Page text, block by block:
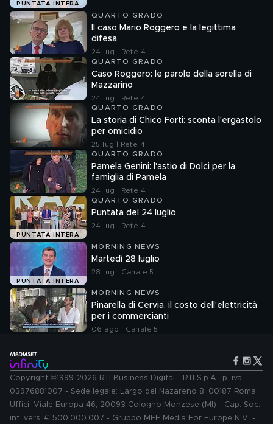
PUNTATA INTERA
QUARTO GRADO
Il caso Mario Roggero e la legittima
difesa
24 lug | Rete 4
QUARTO GRADO
Caso Roggero: le parole della sorella di
Mazzarino
24 lug | Rete 4
QUARTO GRADO
La storia di Chico Forti: sconta l'ergastolo
per omicidio
25 lug | Rete 4
QUARTO GRADO
Pamela Genini: l'astio di Dolci per la
famiglia di Pamela
24 lug | Rete 4
PUNTATA INTERA
QUARTO GRADO
Puntata del 24 luglio
24 lug | Rete 4
PUNTATA INTERA
MORNING NEWS
Martedì 28 luglio
28 lug | Canale 5
MORNING NEWS
Pinarella di Cervia, il costo dell'elettricità
per i commercianti
06 ago | Canale 5
Copyright ©1999-2026 RTI Business Digital - RTI S.p.A.: p. iva
03976881007 - Sede legale: Largo del Nazareno 8, 00187 Roma.
Uffici: Viale Europa 46, 20093 Cologno Monzese (MI) - Cap. Soc.
int. vers. € 500.000.007 - Gruppo MFE Media For Europe N.V. -